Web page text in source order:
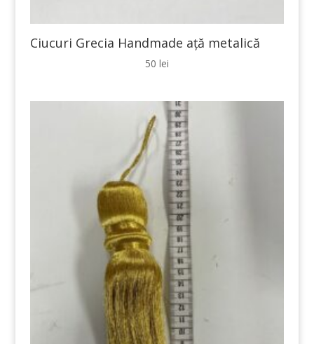
Ciucuri Grecia Handmade ață metalică
50 lei